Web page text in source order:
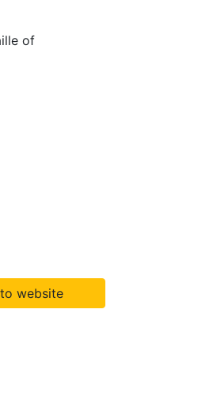
of
website